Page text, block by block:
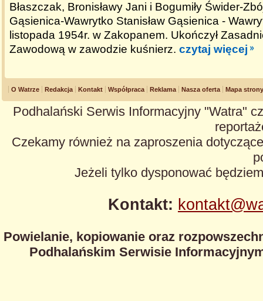
Błaszczak, Bronisławy Jani i Bogumiły Świder-
Gąsienica-Wawrytko Stanisław Gąsienica -
listopada 1954r. w Zakopanem. Ukończył
Zawodową w zawodzie kuśnierz. czytaj więcej
O Watrze Redakcja Kontakt Współpraca Reklama Nasza oferta Mapa strony
Podhalański Serwis Informacyjny "Watra"
Czekamy również na zaproszenia
Jeżeli tylko dysponować
Kontakt:
Powielanie, kopiowanie oraz
Podhalańskim Serwisie